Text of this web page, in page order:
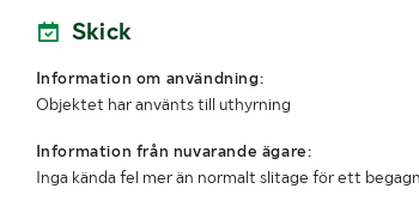
Skick
Information om användning:
Objektet har använts till uthyrning
Information från nuvarande ägare:
Inga kända fel mer än normalt slitage för ett